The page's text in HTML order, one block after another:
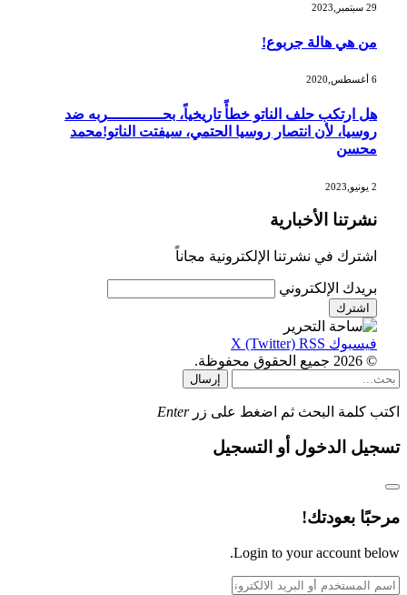
29 سبتمبر,2023
من هي هالة جربوع!
هل ارتكب حلف الناتو خطأً تاريخياً، بحــــــــــــربه ضد
روسيا، لأن انتصار روسيا الحتمي، سيفتت الناتو!محمد
محسن
نشرتنا الأخبارية
اشترك في نشرتنا الإلكترونية مجاناً
بريدك الإلكتروني
فيسبوك X (Twitter) RSS
© 2026 جميع الحقوق محفوظة.
إرسال
اكتب كلمة البحث ثم اضغط على زر Enter
تسجيل الدخول أو التسجيل
مرحبًا بعودتك!
Login to your account below.